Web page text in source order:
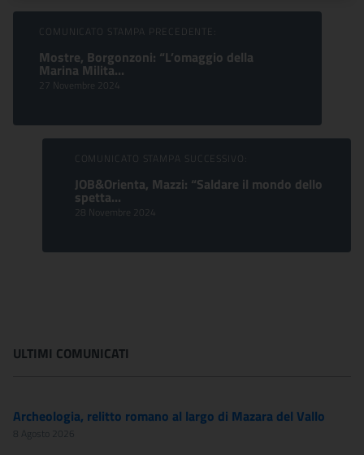
Sfoglia comunicati
COMUNICATO STAMPA PRECEDENTE:
Mostre, Borgonzoni: “L’omaggio della
Marina Milita...
27 Novembre 2024
COMUNICATO STAMPA SUCCESSIVO:
JOB&Orienta, Mazzi: “Saldare il mondo dello
spetta...
28 Novembre 2024
ULTIMI COMUNICATI
Archeologia, relitto romano al largo di Mazara del Vallo
8 Agosto 2026